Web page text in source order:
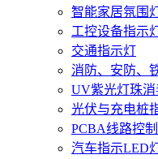
智能家居氛围
工控设备指示
交通指示灯
消防、安防、
UV紫光灯珠
光伏与充电桩
PCBA线路控
汽车指示LED